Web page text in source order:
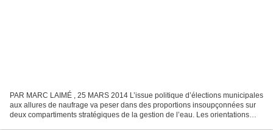
PAR MARC LAIMÉ , 25 MARS 2014 L’issue politique d’élections municipales
aux allures de naufrage va peser dans des proportions insoupçonnées sur
deux compartiments stratégiques de la gestion de l’eau. Les orientations